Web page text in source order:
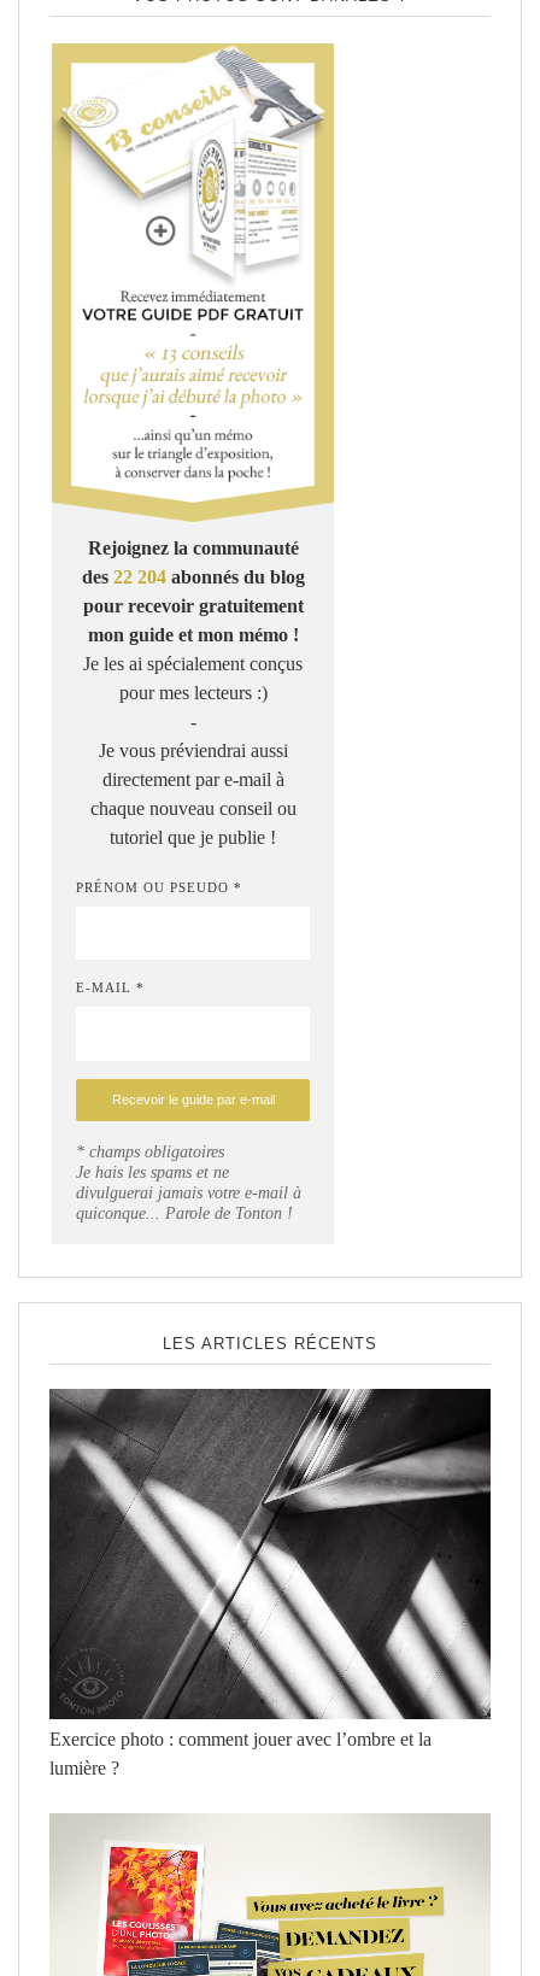
Rejoignez la communauté
des 22 204abonnés du blog
pour recevoir gratuitement
mon guide et mon mémo !
Je les ai spécialement conçus
pour mes lecteurs :)
-
Je vous préviendrai aussi
directement par e-mail à
chaque nouveau conseil ou
tutoriel que je publie !
PRÉNOM OU PSEUDO *
E-MAIL *
* champs obligatoires
Je hais les spams et ne
divulguerai jamais votre e-mail à
quiconque... Parole de Tonton !
LES ARTICLES RÉCENTS
Exercice photo : comment jouer avec l’ombre et la
lumière ?